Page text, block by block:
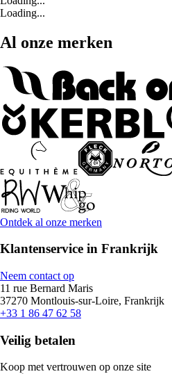
Loading...
Al onze merken
Ontdek al onze merken
Klantenservice in Frankrijk
Neem contact op
11 rue Bernard Maris
37270 Montlouis-sur-Loire, Frankrijk
+33 1 86 47 62 58
Veilig betalen
Koop met vertrouwen op onze site